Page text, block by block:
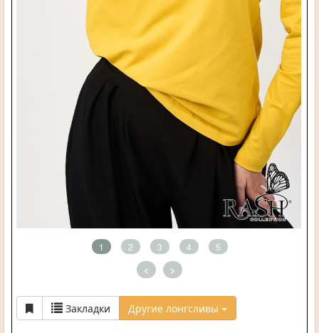
1 2 3 4 5
< >
Закладки Другие лонгсливы